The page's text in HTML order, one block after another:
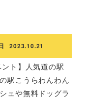
2023.10.21
ント】人気道の駅
駅こうらわんわん
ェや無料ドッグラ